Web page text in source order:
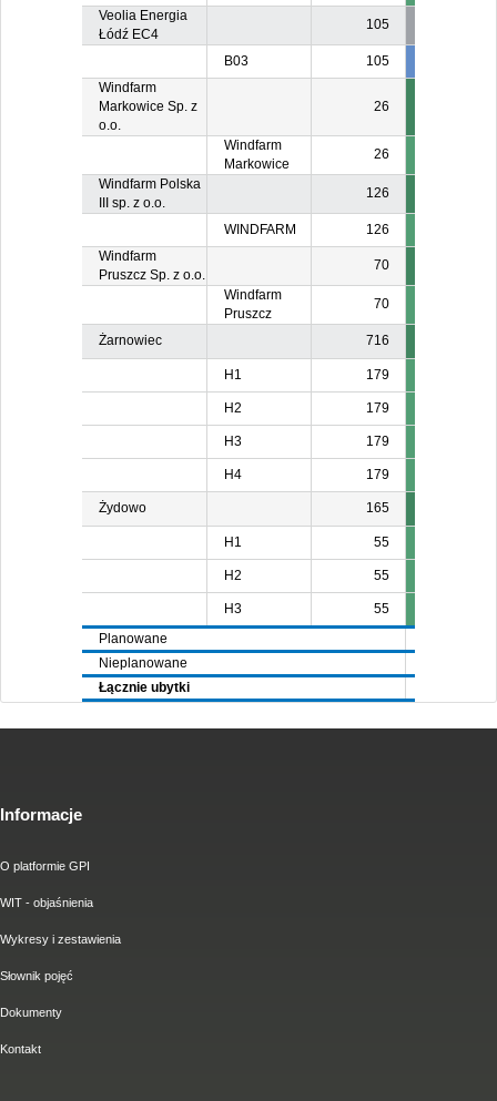
Veolia Energia
Łódź EC4
105
B03 105
Windfarm
Markowice Sp. z
o.o.
26
Windfarm
Markowice
26
Windfarm Polska
III sp. z o.o.
126
WINDFARM
126
Windfarm
Pruszcz Sp. z o.o.
70
Windfarm
Pruszcz
70
Żarnowiec 716
H1 179
H2 179
H3 179
H4 179
Żydowo 165
H1 55
H2 55
H3
55
Planowane
Nieplanowane
Łącznie ubytki
Informacje
O platformie GPI
WIT - objaśnienia
Wykresy i zestawienia
Słownik pojęć
Dokumenty
Kontakt